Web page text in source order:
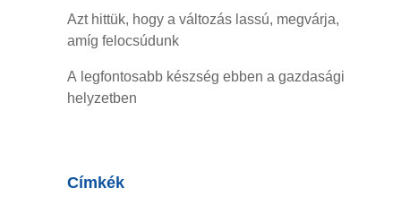
Azt hittük, hogy a változás lassú, megvárja,
amíg felocsúdunk
A legfontosabb készség ebben a gazdasági
helyzetben
Címkék